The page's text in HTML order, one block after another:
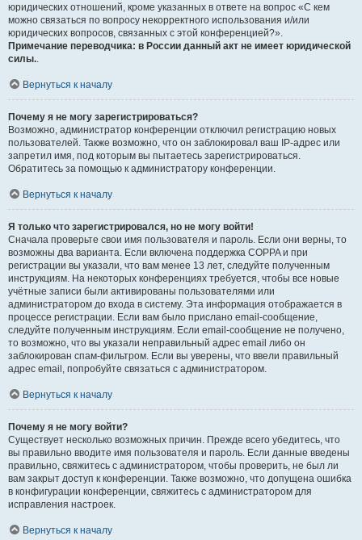
юридических отношений, кроме указанных в ответе на вопрос «С кем
можно связаться по вопросу некорректного использования и/или
юридических вопросов, связанных с этой конференцией?».
Примечание переводчика: в России данный акт не имеет юридической
силы..
Вернуться к началу
Почему я не могу зарегистрироваться?
Возможно, администратор конференции отключил регистрацию новых
пользователей. Также возможно, что он заблокировал ваш IP-адрес или
запретил имя, под которым вы пытаетесь зарегистрироваться.
Обратитесь за помощью к администратору конференции.
Вернуться к началу
Я только что зарегистрировался, но не могу войти!
Сначала проверьте свои имя пользователя и пароль. Если они верны, то
возможны два варианта. Если включена поддержка COPPA и при
регистрации вы указали, что вам менее 13 лет, следуйте полученным
инструкциям. На некоторых конференциях требуется, чтобы все новые
учётные записи были активированы пользователями или
администратором до входа в систему. Эта информация отображается в
процессе регистрации. Если вам было прислано email-сообщение,
следуйте полученным инструкциям. Если email-сообщение не получено,
то возможно, что вы указали неправильный адрес email либо он
заблокирован спам-фильтром. Если вы уверены, что ввели правильный
адрес email, попробуйте связаться с администратором.
Вернуться к началу
Почему я не могу войти?
Существует несколько возможных причин. Прежде всего убедитесь, что
вы правильно вводите имя пользователя и пароль. Если данные введены
правильно, свяжитесь с администратором, чтобы проверить, не был ли
вам закрыт доступ к конференции. Также возможно, что допущена ошибка
в конфигурации конференции, свяжитесь с администратором для
исправления настроек.
Вернуться к началу